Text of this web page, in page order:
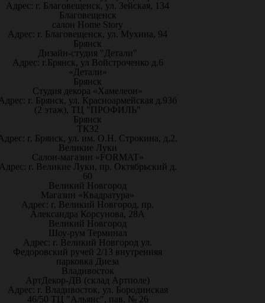
Адрес: г. Благовещенск, ул. Зейская, 134
Благовещенск
салон Home Story
Адрес: г. Благовещенск, ул. Мухина, 94
Брянск
Дизайн-студия "Детали"
Адрес: г.Брянск, ул Войстроченко д.6
«Детали»
Брянск
Студия декора «Хамелеон»
г. Брянск, ул. Красноармейская д.93б
(2 этаж), ТЦ "ПРОФИЛЬ"
Брянск
ТК32
г. Брянск, ул. им. О.Н. Строкина, д.2.
Великие Луки
Салон-магазин «FORMAT»
г. Великие Луки, пр. Октябрьский д.
60
Великий Новгород
Магазин «Квадратура»
Адрес: г. Великий Новгород, пр.
Александра Корсунова, 28А
Великий Новгород
Шоу-рум Терминал
Адрес: г. Великий Новгород ул.
Федоровский ручей 2/13 внутренняя
парковка Диеза
Владивосток
АртДекор-ДВ (склад Артполе)
Адрес: г. Владивосток, ул. Бородинская
46/50 ТЦ "Альянс", пав. № 26